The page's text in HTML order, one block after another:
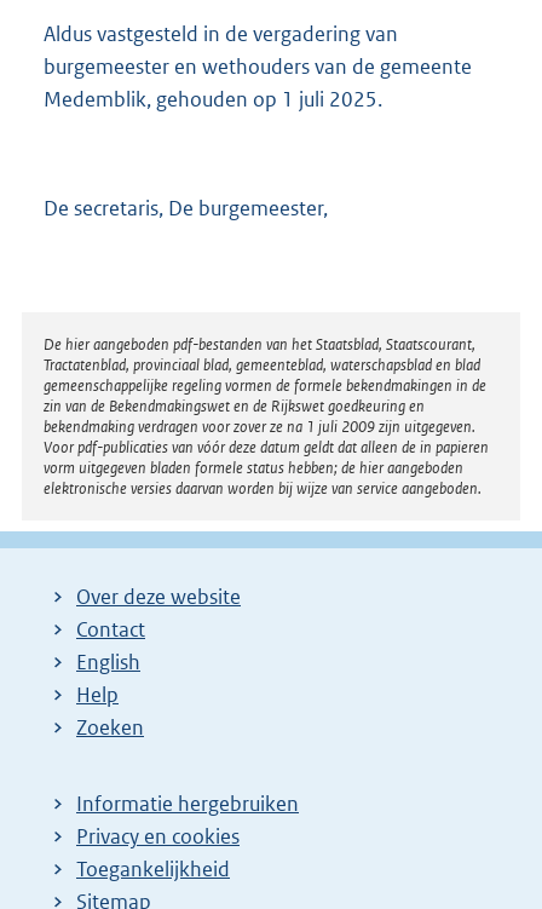
Aldus vastgesteld in de vergadering van
burgemeester en wethouders van de gemeente
Medemblik, gehouden op 1 juli 2025.
De secretaris, De burgemeester,
Disclaimer
De hier aangeboden pdf-bestanden van het Staatsblad, Staatscourant,
Tractatenblad, provinciaal blad, gemeenteblad, waterschapsblad en blad
gemeenschappelijke regeling vormen de formele bekendmakingen in de
zin van de Bekendmakingswet en de Rijkswet goedkeuring en
bekendmaking verdragen voor zover ze na 1 juli 2009 zijn uitgegeven.
Voor pdf-publicaties van vóór deze datum geldt dat alleen de in papieren
vorm uitgegeven bladen formele status hebben; de hier aangeboden
elektronische versies daarvan worden bij wijze van service aangeboden.
Over deze website
Contact
English
Help
Zoeken
Informatie hergebruiken
Privacy en cookies
Toegankelijkheid
Sitemap